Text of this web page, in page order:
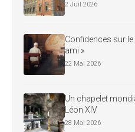
2 Juil 2026
Confidences sur le
ami »
22 Mai 2026
Un chapelet
Léon XIV
28 Mai 2026